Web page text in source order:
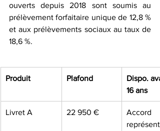
ouverts depuis 2018 sont soumis au
prélèvement forfaitaire unique de 12,8 %
et aux prélèvements sociaux au taux de
18,6 %.
Produit Plafond
Dispo.
16 ans
Livret A 22 950 €
Accord